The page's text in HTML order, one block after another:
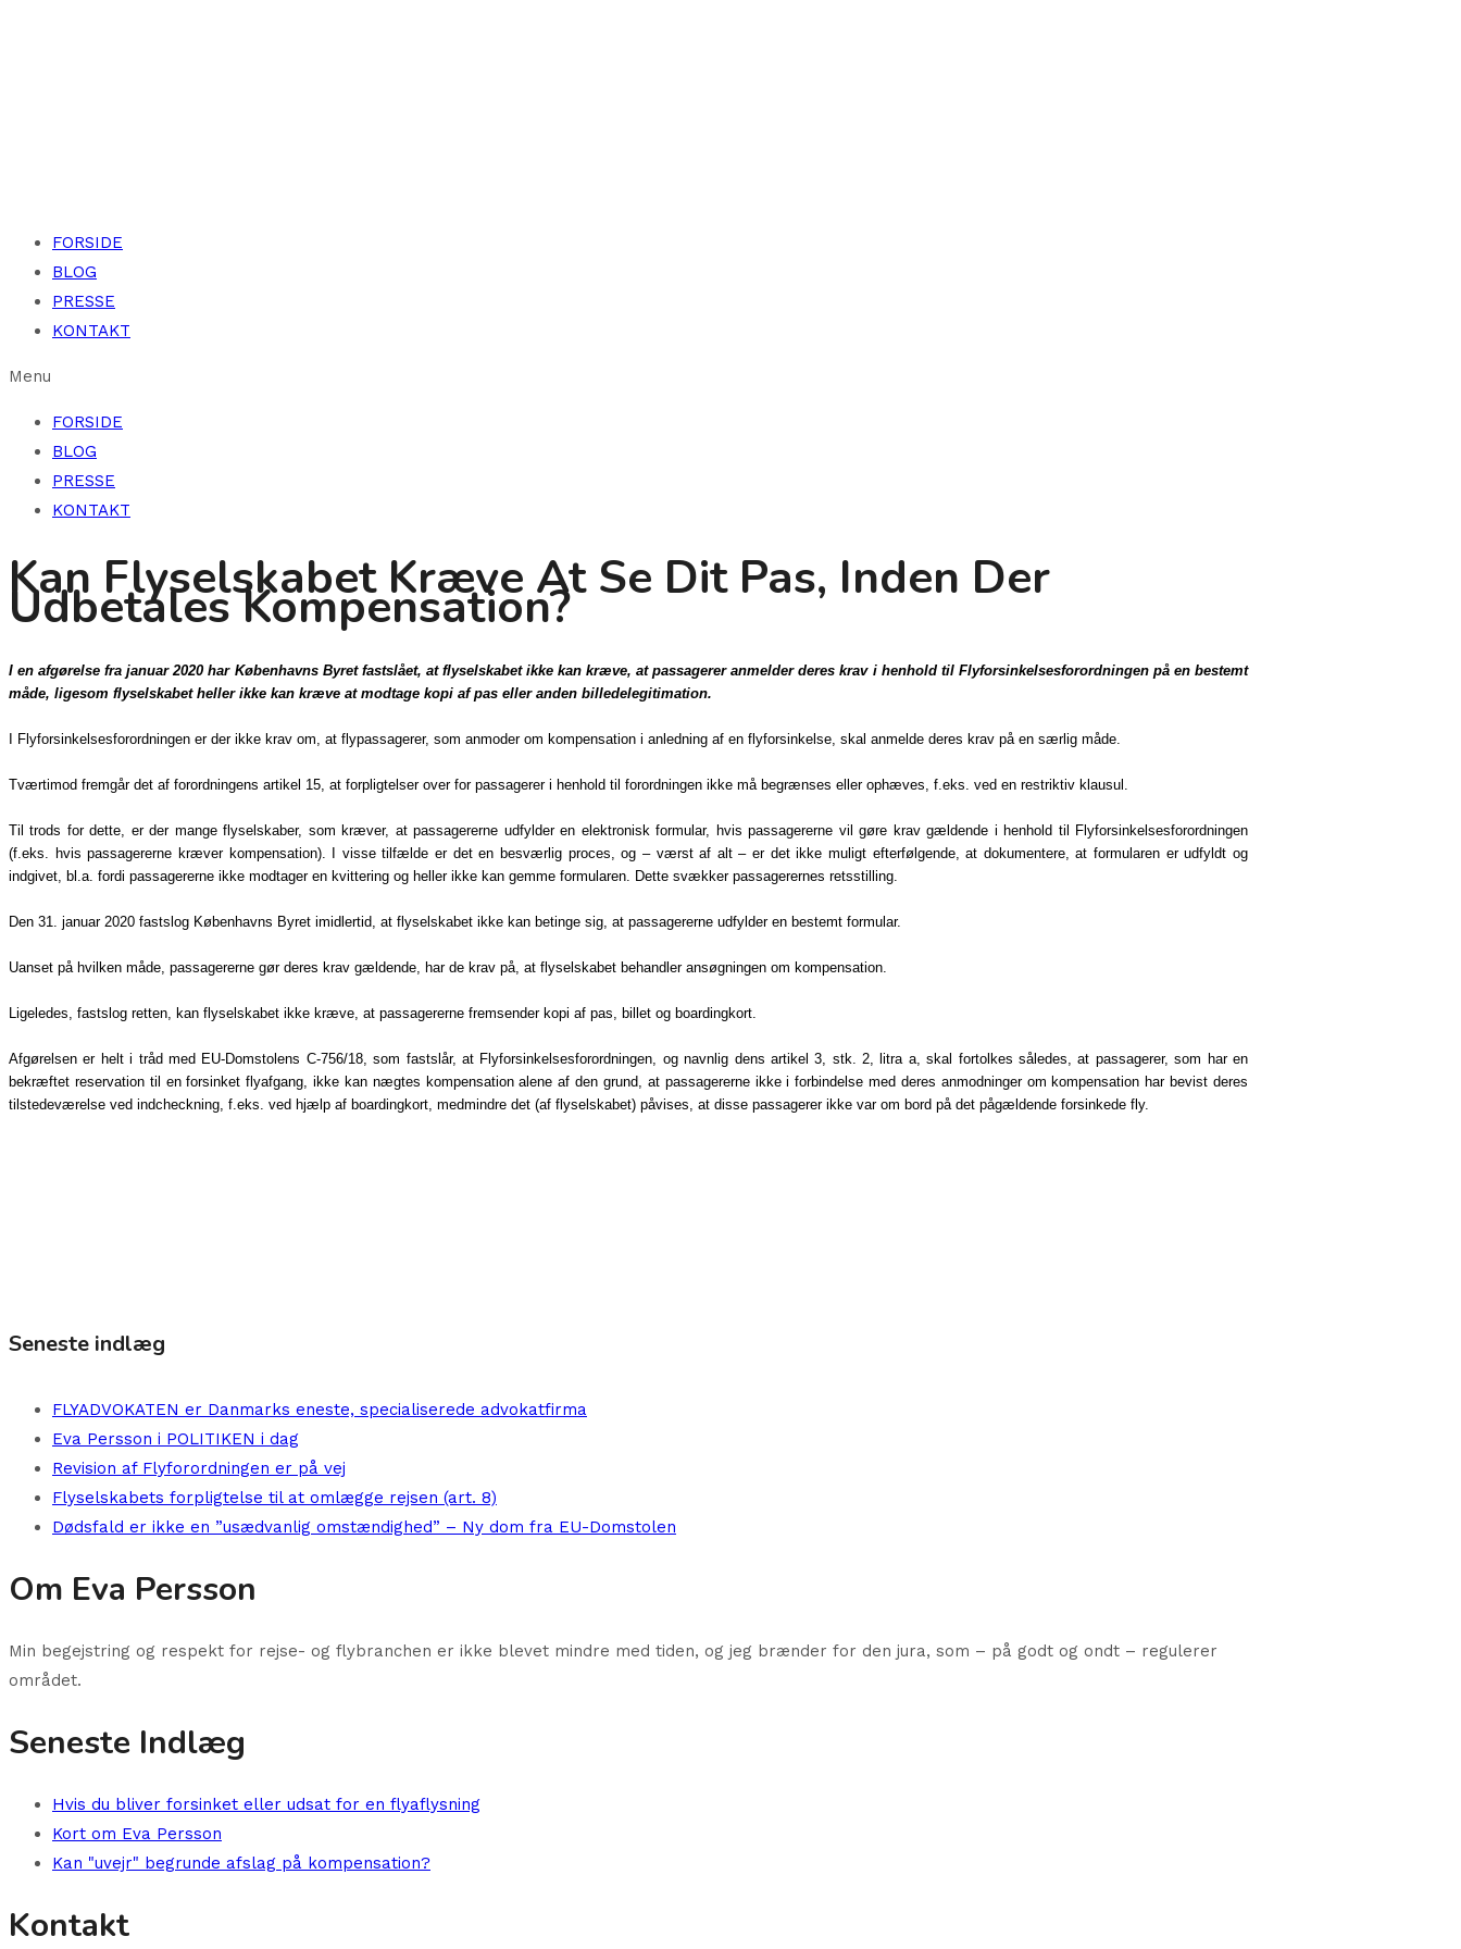
FORSIDE
BLOG
PRESSE
KONTAKT
Menu
FORSIDE
BLOG
PRESSE
KONTAKT
Kan Flyselskabet Kræve At Se Dit Pas, Inden Der
Udbetales Kompensation?
I en afgørelse fra januar 2020 har Københavns Byret fastslået, at flyselskabet ikke kan kræve, at passagerer anmelder deres krav i henhold til Flyforsinkelsesforordningen på en bestemt
måde, ligesom flyselskabet heller ikke kan kræve at modtage kopi af pas eller anden billedelegitimation.
I Flyforsinkelsesforordningen er der ikke krav om, at flypassagerer, som anmoder om kompensation i anledning af en flyforsinkelse, skal anmelde deres krav på en særlig måde.
Tværtimod fremgår det af forordningens artikel 15, at forpligtelser over for passagerer i henhold til forordningen ikke må begrænses eller ophæves, f.eks. ved en restriktiv klausul.
Til trods for dette, er der mange flyselskaber, som kræver, at passagererne udfylder en elektronisk formular, hvis passagererne vil gøre krav gældende i henhold til Flyforsinkelsesforordningen
(f.eks. hvis passagererne kræver kompensation). I visse tilfælde er det en besværlig proces, og – værst af alt – er det ikke muligt efterfølgende, at dokumentere, at formularen er udfyldt og
indgivet, bl.a. fordi passagererne ikke modtager en kvittering og heller ikke kan gemme formularen. Dette svækker passagerernes retsstilling.
Den 31. januar 2020 fastslog Københavns Byret imidlertid, at flyselskabet ikke kan betinge sig, at passagererne udfylder en bestemt formular.
Uanset på hvilken måde, passagererne gør deres krav gældende, har de krav på, at flyselskabet behandler ansøgningen om kompensation.
Ligeledes, fastslog retten, kan flyselskabet ikke kræve, at passagererne fremsender kopi af pas, billet og boardingkort.
Afgørelsen er helt i tråd med EU-Domstolens C-756/18, som fastslår, at Flyforsinkelsesforordningen, og navnlig dens artikel 3, stk. 2, litra a, skal fortolkes således, at passagerer, som har en
bekræftet reservation til en forsinket flyafgang, ikke kan nægtes kompensation alene af den grund, at passagererne ikke i forbindelse med deres anmodninger om kompensation har bevist deres
tilstedeværelse ved indcheckning, f.eks. ved hjælp af boardingkort, medmindre det (af flyselskabet) påvises, at disse passagerer ikke var om bord på det pågældende forsinkede fly.
Seneste indlæg
FLYADVOKATEN er Danmarks eneste, specialiserede advokatfirma
Eva Persson i POLITIKEN i dag
Revision af Flyforordningen er på vej
Flyselskabets forpligtelse til at omlægge rejsen (art. 8)
Dødsfald er ikke en ”usædvanlig omstændighed” – Ny dom fra EU-Domstolen
Om Eva Persson
Min begejstring og respekt for rejse- og flybranchen er ikke blevet mindre med tiden, og jeg brænder for den jura, som – på godt og ondt – regulerer
området.
Seneste Indlæg
Hvis du bliver forsinket eller udsat for en flyaflysning
Kort om Eva Persson
Kan "uvejr" begrunde afslag på kompensation?
Kontakt